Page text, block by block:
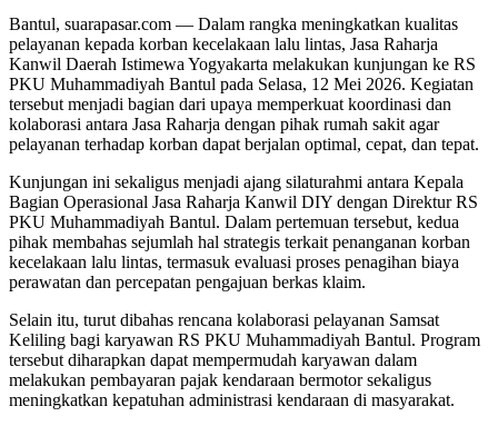
Bantul, suarapasar.com — Dalam rangka meningkatkan kualitas
pelayanan kepada korban kecelakaan lalu lintas, Jasa Raharja
Kanwil Daerah Istimewa Yogyakarta melakukan kunjungan ke RS
PKU Muhammadiyah Bantul pada Selasa, 12 Mei 2026. Kegiatan
tersebut menjadi bagian dari upaya memperkuat koordinasi dan
kolaborasi antara Jasa Raharja dengan pihak rumah sakit agar
pelayanan terhadap korban dapat berjalan optimal, cepat, dan tepat.
Kunjungan ini sekaligus menjadi ajang silaturahmi antara Kepala
Bagian Operasional Jasa Raharja Kanwil DIY dengan Direktur RS
PKU Muhammadiyah Bantul. Dalam pertemuan tersebut, kedua
pihak membahas sejumlah hal strategis terkait penanganan korban
kecelakaan lalu lintas, termasuk evaluasi proses penagihan biaya
perawatan dan percepatan pengajuan berkas klaim.
Selain itu, turut dibahas rencana kolaborasi pelayanan Samsat
Keliling bagi karyawan RS PKU Muhammadiyah Bantul. Program
tersebut diharapkan dapat mempermudah karyawan dalam
melakukan pembayaran pajak kendaraan bermotor sekaligus
meningkatkan kepatuhan administrasi kendaraan di masyarakat.